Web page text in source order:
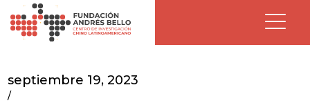
septiembre 19, 2023
/